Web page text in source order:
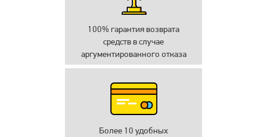
100% гарантия возврата
средств в случае
аргументированного отказа
Более 10 удобных